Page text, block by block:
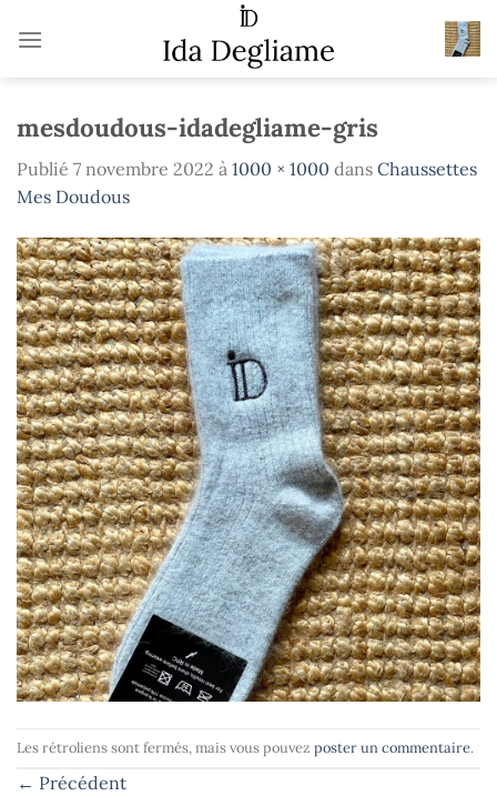
mesdoudous-idadegliame-gris
Publié 7 novembre 2022 à 1000 × 1000 dans Chaussettes
Mes Doudous
Les rétroliens sont fermés, mais vous pouvez poster un commentaire.
← Précédent